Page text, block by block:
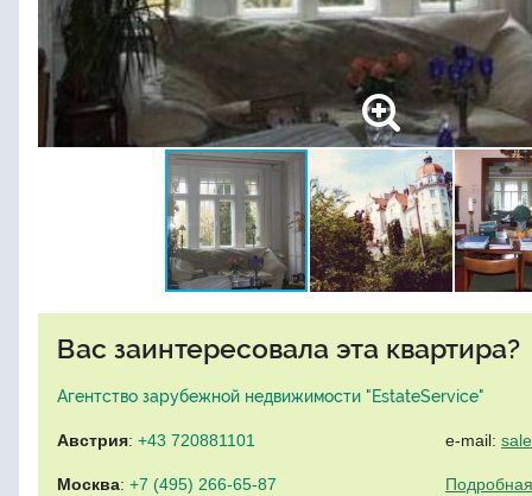
Вас заинтересовала эта квартира?
Агентство зарубежной недвижимости "EstateService"
Австрия: +43 720881101
Москва: +7 (495) 266-65-87
e-mail: